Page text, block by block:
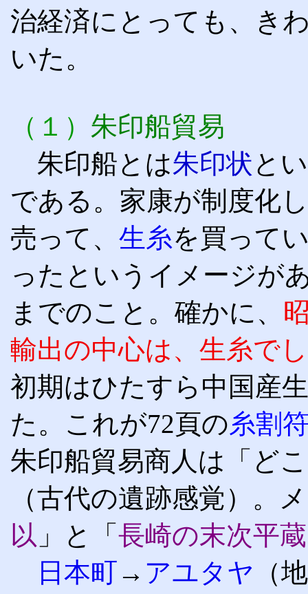
治経済にとっても、き
いた。
（１） 朱印船貿易
朱印船とは朱印状と
である。家康が制度化
売って、 生糸を買って
ったというイメージが
までのこと。確かに、
輸出の中心は、生糸で
初期はひたすら中国産
た。これが72頁の糸割
朱印船貿易商人は「ど
（古代の遺跡感覚）。
以 」と「 長崎の末次平蔵
日本町 → アユタヤ （